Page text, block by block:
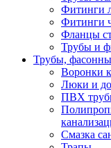
Фитинги
Фитинги
Фланцы
Трубы и
Трубы,
Воронки
Люки и
ПВХ
Смазка